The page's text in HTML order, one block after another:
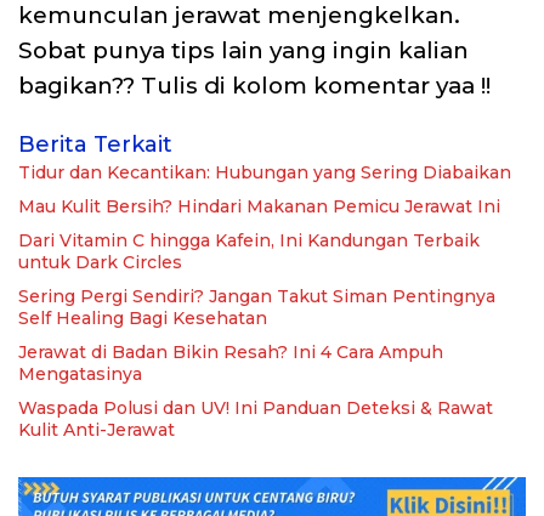
kemunculan jerawat menjengkelkan.
Sobat punya tips lain yang ingin kalian
bagikan?? Tulis di kolom komentar yaa !!
Berita Terkait
Tidur dan Kecantikan: Hubungan yang Sering Diabaikan
Mau Kulit Bersih? Hindari Makanan Pemicu Jerawat Ini
Dari Vitamin C hingga Kafein, Ini Kandungan Terbaik
untuk Dark Circles
Sering Pergi Sendiri? Jangan Takut Siman Pentingnya
Self Healing Bagi Kesehatan
Jerawat di Badan Bikin Resah? Ini 4 Cara Ampuh
Mengatasinya
Waspada Polusi dan UV! Ini Panduan Deteksi & Rawat
Kulit Anti-Jerawat